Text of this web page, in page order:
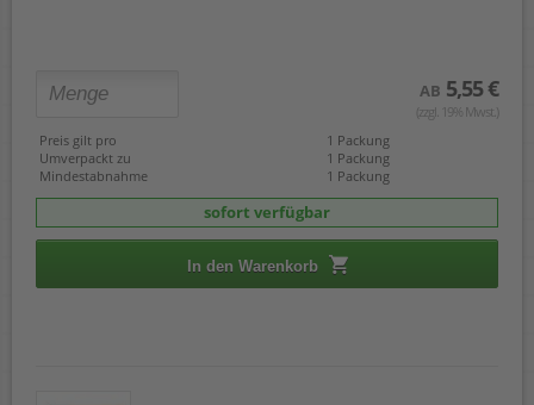
Rapid 5080
Rapid Duax
Rapid Optima 56
Rapid Optima HD70
Rexel HD70
Rexel Bambi
Ricoh K
AB 5,55 €
(zzgl. 19% Mwst.)
Preis gilt pro
1 Packung
Umverpackt zu
1 Packung
Mindestabnahme
1 Packung
sofort verfügbar
In den Warenkorb